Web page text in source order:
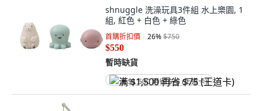
shnuggle 洗澡玩具3件組 水上樂園, 1
組, 紅色 + 白色 + 綠色
首購折扣價 26%$750
$550
暫時缺貨
满 $1,500 再省 $75 (王道卡)